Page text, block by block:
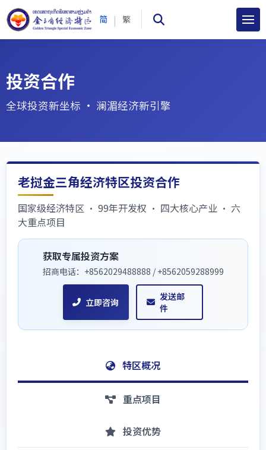
简 | 繁
投资合作
全球投资新坐标 · 澜湄经济新引擎
老挝金三角经济特区投资合作
国家级经济特区 · 99年开发权 · 四大核心产业 · 六
大重点项目
获取专属投资方案
招商电话：+8562029488888 / +8562059288999
立即咨询
发送邮
件
特区概况
重点项目
投资优势